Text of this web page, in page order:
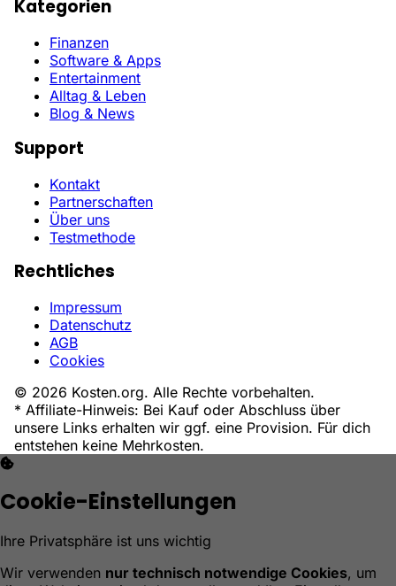
Kategorien
Finanzen
Software & Apps
Entertainment
Alltag & Leben
Blog & News
Support
Kontakt
Partnerschaften
Über uns
Testmethode
Rechtliches
Impressum
Datenschutz
AGB
Cookies
© 2026 Kosten.org. Alle Rechte vorbehalten.
* Affiliate-Hinweis: Bei Kauf oder Abschluss über
unsere Links erhalten wir ggf. eine Provision. Für dich
entstehen keine Mehrkosten.
Cookie-Einstellungen
Ihre Privatsphäre ist uns wichtig
Wir verwenden nur technisch notwendige Cookies, um